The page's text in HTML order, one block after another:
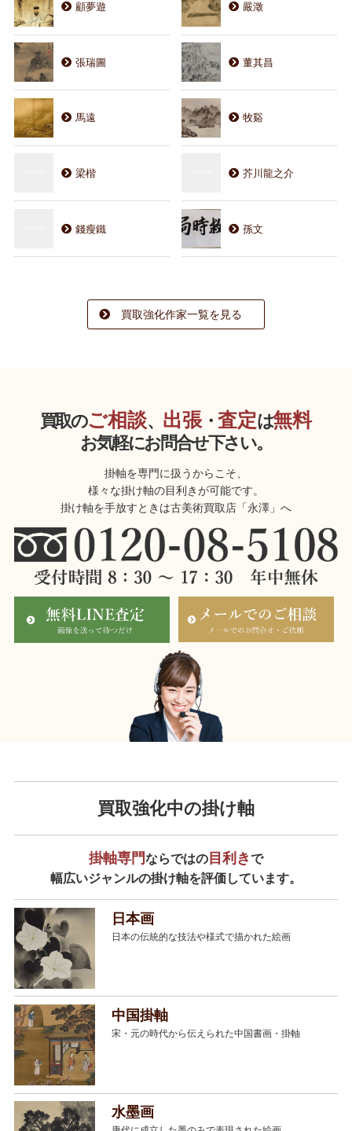
顧夢遊 嚴澂
張瑞圖 董其昌
馬遠 牧谿
梁楷 芥川龍之介
錢瘦鐵 孫文
買取強化作家一覧を見る
買取のご相談、 出張・ 査定は無料
お気軽にお問合せ下さい。
掛軸を専門に扱うからこそ、
様々な掛け軸の目利きが可能です。
掛け軸を手放すときは古美術買取店「永澤」へ
買取強化中の掛け軸
掛軸専門ならではの 目利きで
幅広いジャンルの掛け軸を評価しています。
日本画
日本の伝統的な技法や様式で描かれた絵画
中国掛軸
宋・元の時代から伝えられた中国書画・掛軸
水墨画